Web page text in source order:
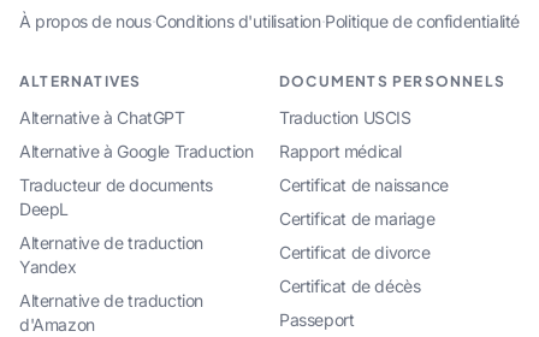
À propos de nous·Conditions d'utilisation·Politique de confidentialité
ALTERNATIVES
Alternative à ChatGPT
Alternative à Google Traduction
Traducteur de documents
DeepL
Alternative de traduction
Yandex
Alternative de traduction
d'Amazon
DOCUMENTS PERSONNELS
Traduction USCIS
Rapport médical
Certificat de naissance
Certificat de mariage
Certificat de divorce
Certificat de décès
Passeport